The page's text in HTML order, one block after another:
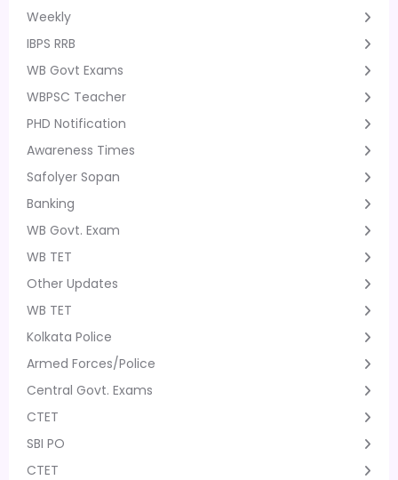
Weekly
IBPS RRB
WB Govt Exams
WBPSC Teacher
PHD Notification
Awareness Times
Safolyer Sopan
Banking
WB Govt. Exam
WB TET
Other Updates
WB TET
Kolkata Police
Armed Forces/Police
Central Govt. Exams
CTET
SBI PO
CTET